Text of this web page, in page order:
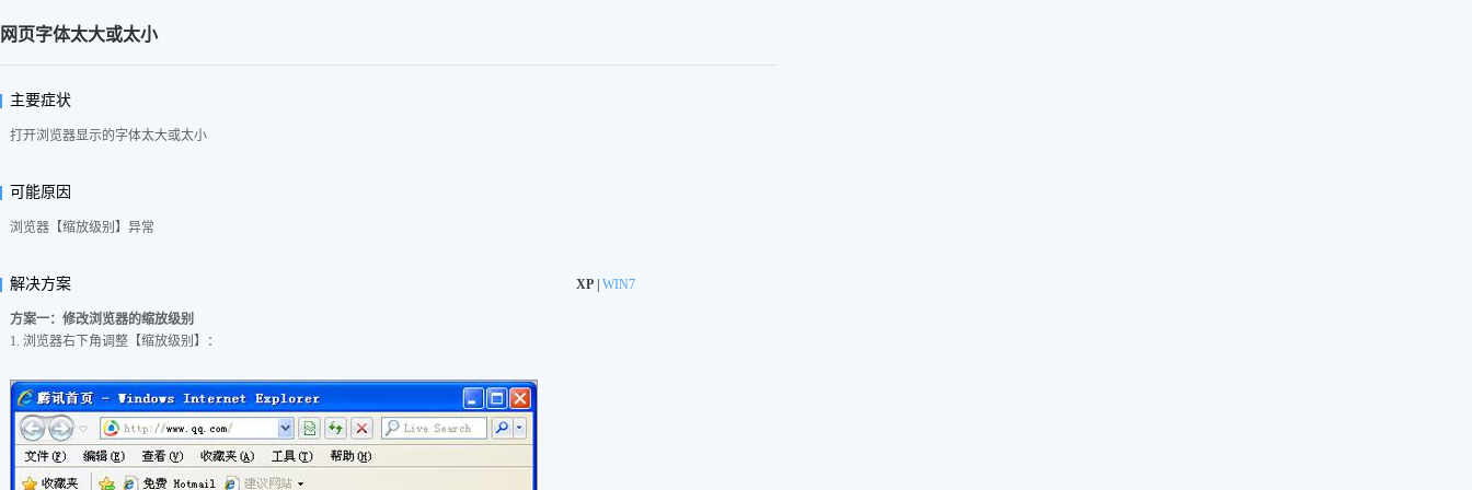
网页字体太大或太小
主要症状
打开浏览器显示的字体太大或太小
可能原因
浏览器【缩放级别】异常
解决方案 XP WIN7
方案一：修改浏览器的缩放级别
1. 浏览器右下角调整【缩放级别】：